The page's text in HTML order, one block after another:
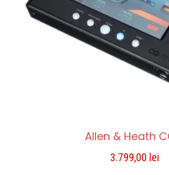
Allen & Heath
3.799,00 lei